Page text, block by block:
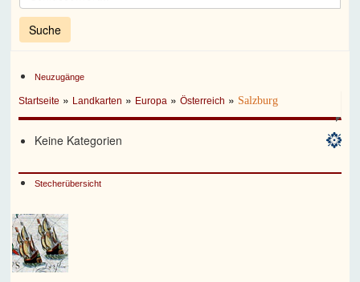
Neuzugänge
Startseite » Landkarten » Europa »Österreich » Salzburg
Keine Kategorien
Stecherübersicht